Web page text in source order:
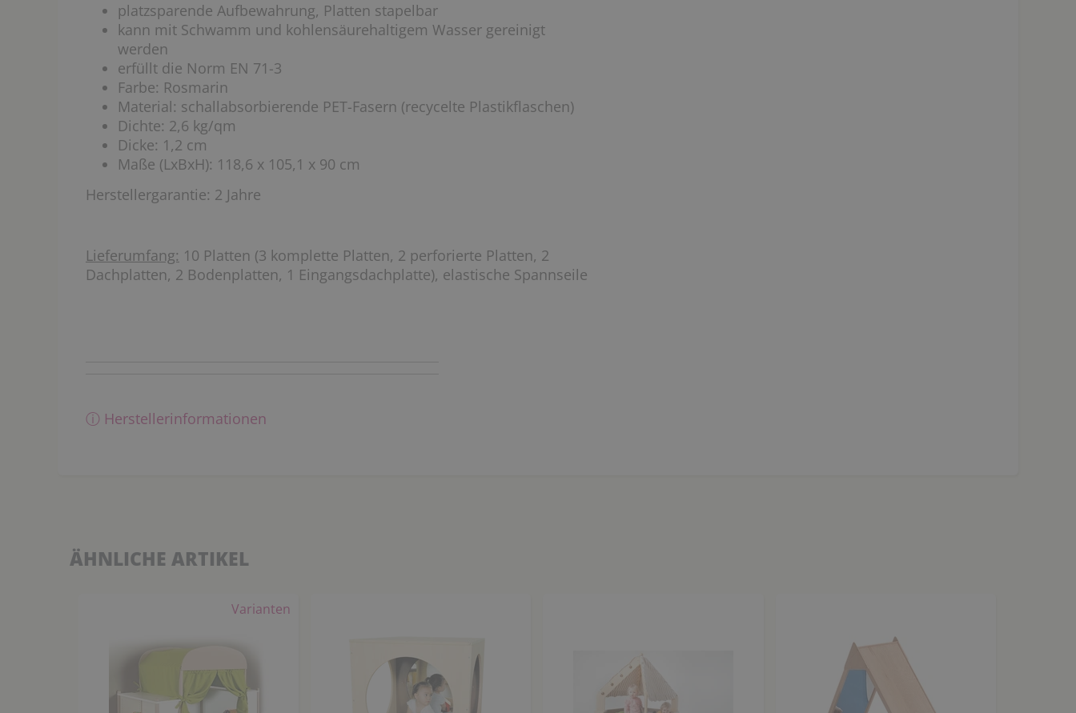
platzsparende Aufbewahrung, Platten stapelbar
kann mit Schwamm und kohlensäurehaltigem Wasser gereinigt
werden
erfüllt die Norm EN 71-3
Farbe: Rosmarin
Material: schallabsorbierende PET-Fasern (recycelte Plastikflaschen)
Dichte: 2,6 kg/qm
Dicke: 1,2 cm
Maße (LxBxH): 118,6 x 105,1 x 90 cm
Herstellergarantie: 2 Jahre
Lieferumfang: 10 Platten (3 komplette Platten, 2 perforierte Platten, 2
Dachplatten, 2 Bodenplatten, 1 Eingangsdachplatte), elastische Spannseile
ⓘ Herstellerinformationen
ÄHNLICHE ARTIKEL
Varianten